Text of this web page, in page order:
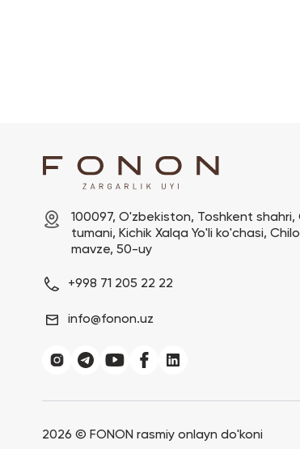
100097, O'zbekiston, Toshkent shahri,
tumani, Kichik Xalqa Yo'li ko'chasi,
mavze, 50-uy
+998 71 205 22 22
info@fonon.uz
2026 © FONON rasmiy onlayn do'koni